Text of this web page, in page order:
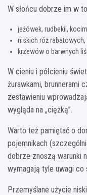
W słońcu dobrze im w
jeżówek, rudbekii,
niskich róż rabatowych,
krzewów o barwnych
W cieniu i półcieniu
żurawkami, brunnerami
zestawieniu
wygląda na „ciężką”.
Warto też pamiętać o
pojemnikach
dobrze znoszą warunki
wymagają tyle uwagi co
Przemyślane użycie